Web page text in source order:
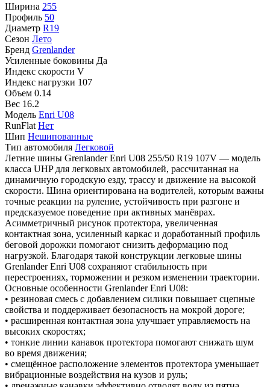
Ширина 255
Профиль 50
Диаметр R19
Сезон Лето
Бренд Grenlander
Усиленные боковины Да
Индекс скорости V
Индекс нагрузки 107
Объем 0.14
Вес 16.2
Модель Enri U08
RunFlat Нет
Шип Нешипованные
Тип автомобиля Легковой
Летние шины Grenlander Enri U08 255/50 R19 107V — модель
класса UHP для легковых автомобилей, рассчитанная на
динамичную городскую езду, трассу и движение на высокой
скорости. Шина ориентирована на водителей, которым важны
точные реакции на руление, устойчивость при разгоне и
предсказуемое поведение при активных манёврах.
Асимметричный рисунок протектора, увеличенная
контактная зона, усиленный каркас и доработанный профиль
беговой дорожки помогают снизить деформацию под
нагрузкой. Благодаря такой конструкции легковые шины
Grenlander Enri U08 сохраняют стабильность при
перестроениях, торможении и резком изменении траектории.
Основные особенности Grenlander Enri U08:
• резиновая смесь с добавлением силики повышает сцепные
свойства и поддерживает безопасность на мокрой дороге;
• расширенная контактная зона улучшает управляемость на
высоких скоростях;
• тонкие линии канавок протектора помогают снижать шум
во время движения;
• смещённое расположение элементов протектора уменьшает
вибрационные воздействия на кузов и руль;